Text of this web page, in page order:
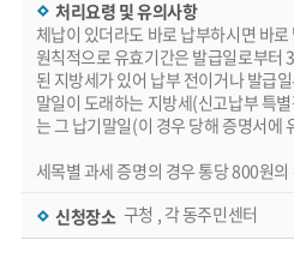
처리요령 및 유의사항
체납이 있더라도 바로 납부하시면 바로
원칙적으로 유효기간은 발급일로부터
된 지방세가 있어 납부 전이거나 발급
말일이 도래하는 지방세(신고납부 특
는 그 납기말일(이 경우 당해 증명서에
세목별 과세 증명의 경우 통당 800원
신청장소
구청 , 각 동주민센터